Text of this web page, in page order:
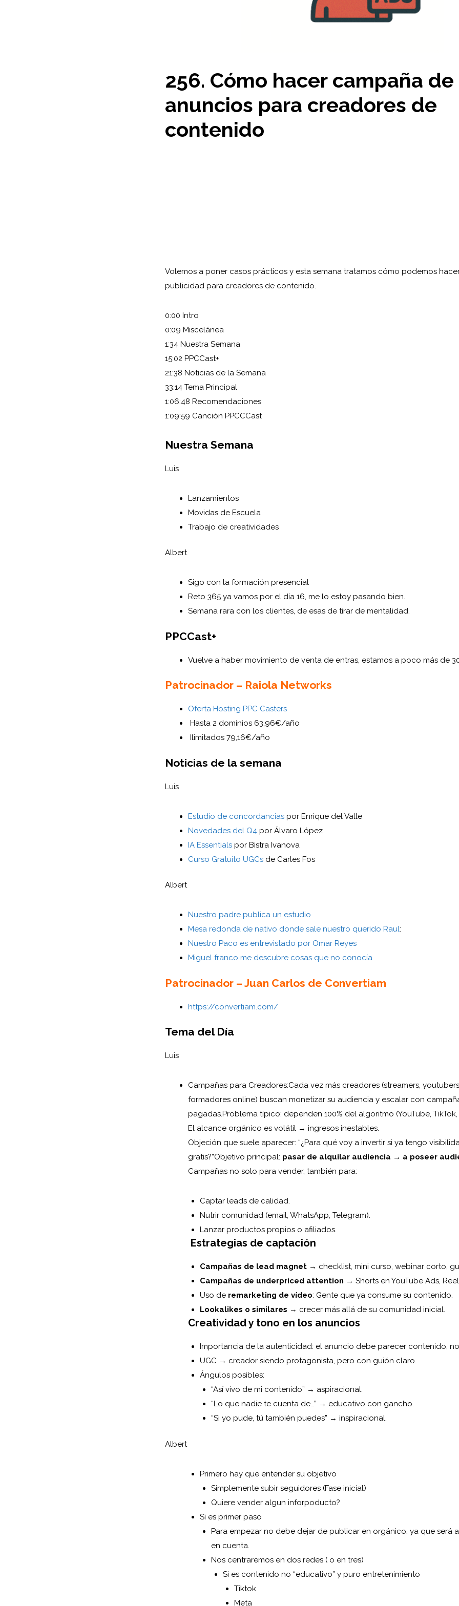
256. Cómo hacer campaña de
anuncios para creadores de
contenido
Volemos a poner casos prácticos y esta semana tratamos cómo podemos
publicidad para creadores de contenido.
0:00 Intro
0:09 Miscelánea
1:34 Nuestra Semana
15:02 PPCCast+
21:38 Noticias de la Semana
33:14 Tema Principal
1:06:48 Recomendaciones
1:09:59 Canción PPCCCast
Nuestra Semana
Luis
Lanzamientos
Movidas de Escuela
Trabajo de creatividades
Albert
Sigo con la formación presencial
Reto 365 ya vamos por el día 16, me lo estoy pasando bien.
Semana rara con los clientes, de esas de tirar de mentalidad.
PPCCast+
Vuelve a haber movimiento de venta de entras, estamos a poco más de
Patrocinador – Raiola Networks
Oferta Hosting PPC Casters
Hasta 2 dominios 63,96€/año
Ilimitados 79,16€/año
Noticias de la semana
Luis
Estudio de concordancias por Enrique del Valle
Novedades del Q4 por Álvaro López
IA Essentials por Bistra Ivanova
Curso Gratuito UGCs de Carles Fos
Albert
Nuestro padre publica un estudio
Mesa redonda de nativo donde sale nuestro querido Raul:
Nuestro Paco es entrevistado por Omar Reyes
Miguel franco me descubre cosas que no conocía
Patrocinador – Juan Carlos de Convertiam
https://convertiam.com/
Tema del Día
Luis
Campañas para Creadores:Cada vez más creadores (streamers,
formadores online) buscan monetizar su audiencia y escalar con
pagadas.Problema típico: dependen 100% del algoritmo (YouTube,
El alcance orgánico es volátil → ingresos inestables.
Objeción que suele aparecer: “¿Para qué voy a invertir si ya tengo
gratis?”Objetivo principal: pasar de alquilar audiencia → a poseer
Campañas no solo para vender, también para:
Captar leads de calidad.
Nutrir comunidad (email, WhatsApp, Telegram).
Lanzar productos propios o afiliados.
Estrategias de captación
Campañas de lead magnet→ checklist, mini curso, webinar corto,
Campañas de underpriced attention → Shorts en YouTube Ads,
Uso de remarketing de vídeo: Gente que ya consume su contenido.
Lookalikes o similares → crecer más allá de su comunidad inicial.
Creatividad y tono en los anuncios
Importancia de la autenticidad: el anuncio debe parecer contenido,
UGC → creador siendo protagonista, pero con guión claro.
Ángulos posibles:
“Así vivo de mi contenido” → aspiracional.
“Lo que nadie te cuenta de…” → educativo con gancho.
“Si yo pude, tú también puedes” → inspiracional.
Albert
Primero hay que entender su objetivo
Simplemente subir seguidores (Fase inicial)
Quiere vender algun inforpoducto?
Si es primer paso
Para empezar no debe dejar de publicar en orgánico, ya que será
en cuenta.
Nos centraremos en dos redes ( o en tres)
Si es contenido no “educativo” y puro entretenimiento
Tiktok
Meta